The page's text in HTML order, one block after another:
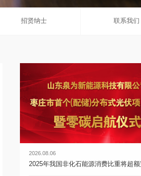
招贤纳士 联系我们
2026.08.06